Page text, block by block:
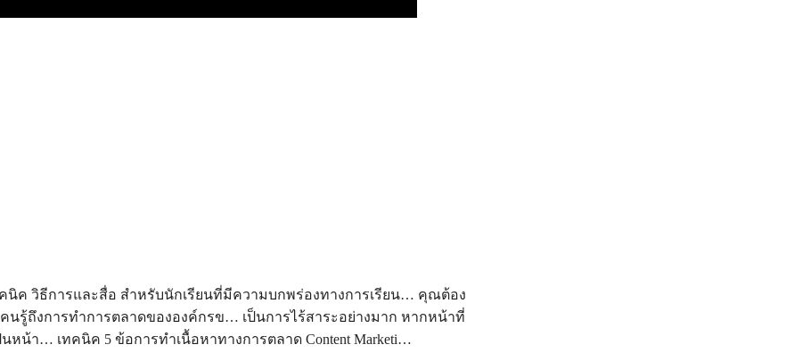
คนิค วิธีการและสื่อ สำหรับนักเรียนที่มีความบกพร่องทางการเรียน… คุณต้อง
นรู้ถึงการทำการตลาดขององค์กรข… เป็นการไร้สาระอย่างมาก หากหน้าที่
หน้า… เทคนิค 5 ข้อการทำเนื้อหาทางการตลาด Content Marketi…